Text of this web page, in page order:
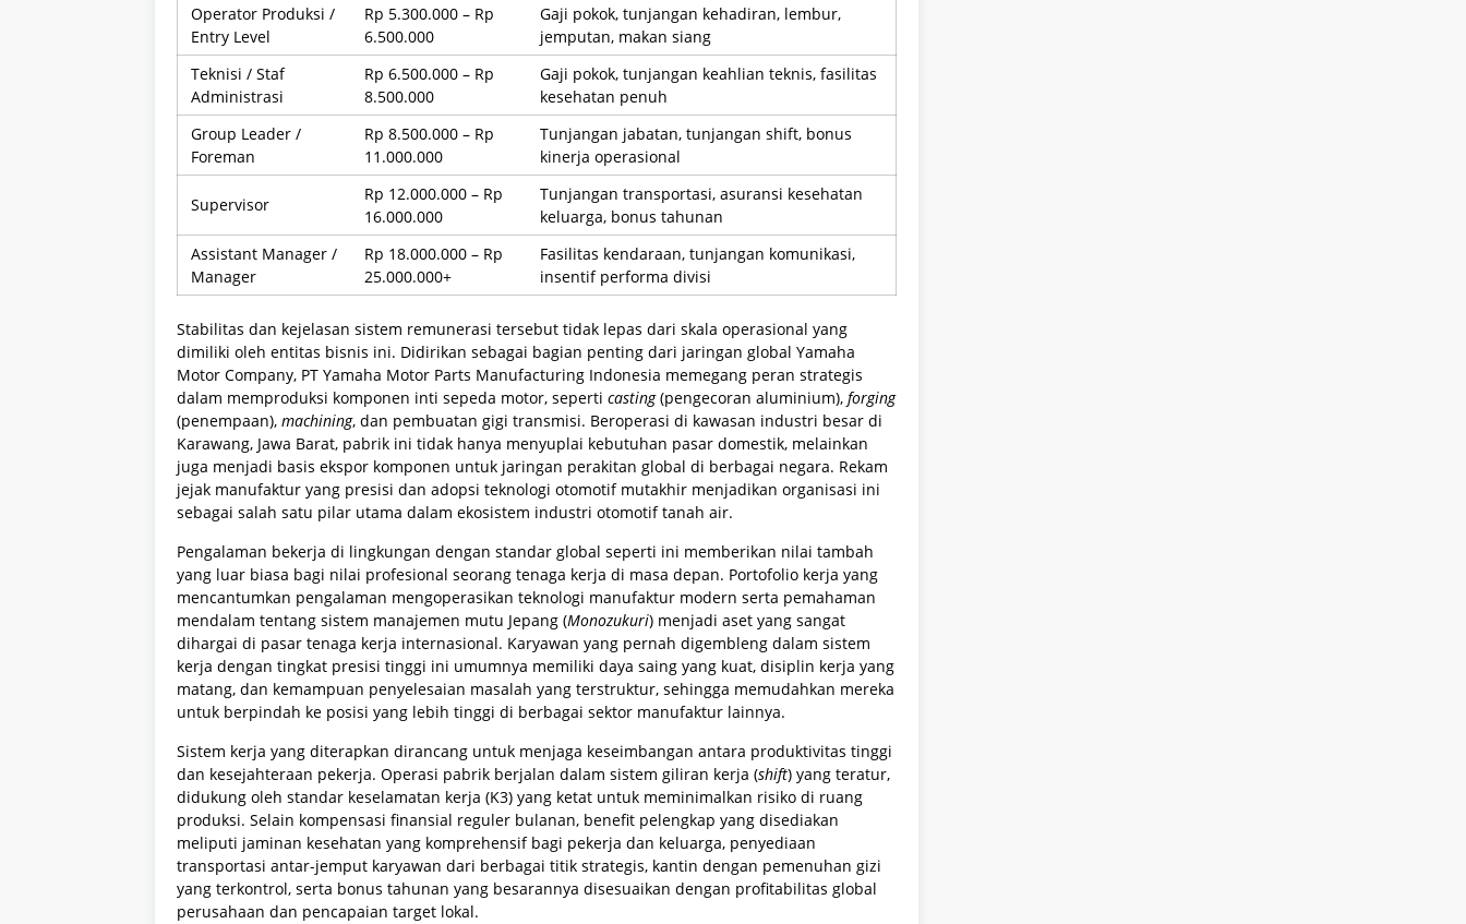
Operator Produksi /
Entry Level
Rp 5.300.000 – Rp
6.500.000
Gaji pokok, tunjangan kehadiran, lembur,
jemputan, makan siang
Teknisi / Staf
Administrasi
Rp 6.500.000 – Rp
8.500.000
Gaji pokok, tunjangan keahlian teknis, fasilitas
kesehatan penuh
Group Leader /
Foreman
Rp 8.500.000 – Rp
11.000.000
Tunjangan jabatan, tunjangan shift, bonus
kinerja operasional
Supervisor
Rp 12.000.000 – Rp
16.000.000
Tunjangan transportasi, asuransi kesehatan
keluarga, bonus tahunan
Assistant Manager /
Manager
Rp 18.000.000 – Rp
25.000.000+
Fasilitas kendaraan, tunjangan komunikasi,
insentif performa divisi
Stabilitas dan kejelasan sistem remunerasi tersebut tidak lepas dari skala operasional yang
dimiliki oleh entitas bisnis ini. Didirikan sebagai bagian penting dari jaringan global Yamaha
Motor Company, PT Yamaha Motor Parts Manufacturing Indonesia memegang peran strategis
dalam memproduksi komponen inti sepeda motor, seperti casting(pengecoran aluminium), forging
(penempaan), machining, dan pembuatan gigi transmisi. Beroperasi di kawasan industri besar di
Karawang, Jawa Barat, pabrik ini tidak hanya menyuplai kebutuhan pasar domestik, melainkan
juga menjadi basis ekspor komponen untuk jaringan perakitan global di berbagai negara. Rekam
jejak manufaktur yang presisi dan adopsi teknologi otomotif mutakhir menjadikan organisasi ini
sebagai salah satu pilar utama dalam ekosistem industri otomotif tanah air.
Pengalaman bekerja di lingkungan dengan standar global seperti ini memberikan nilai tambah
yang luar biasa bagi nilai profesional seorang tenaga kerja di masa depan. Portofolio kerja yang
mencantumkan pengalaman mengoperasikan teknologi manufaktur modern serta pemahaman
mendalam tentang sistem manajemen mutu Jepang (Monozukuri) menjadi aset yang sangat
dihargai di pasar tenaga kerja internasional. Karyawan yang pernah digembleng dalam sistem
kerja dengan tingkat presisi tinggi ini umumnya memiliki daya saing yang kuat, disiplin kerja yang
matang, dan kemampuan penyelesaian masalah yang terstruktur, sehingga memudahkan mereka
untuk berpindah ke posisi yang lebih tinggi di berbagai sektor manufaktur lainnya.
Sistem kerja yang diterapkan dirancang untuk menjaga keseimbangan antara produktivitas tinggi
dan kesejahteraan pekerja. Operasi pabrik berjalan dalam sistem giliran kerja (shift) yang teratur,
didukung oleh standar keselamatan kerja (K3) yang ketat untuk meminimalkan risiko di ruang
produksi. Selain kompensasi finansial reguler bulanan, benefit pelengkap yang disediakan
meliputi jaminan kesehatan yang komprehensif bagi pekerja dan keluarga, penyediaan
transportasi antar-jemput karyawan dari berbagai titik strategis, kantin dengan pemenuhan gizi
yang terkontrol, serta bonus tahunan yang besarannya disesuaikan dengan profitabilitas global
perusahaan dan pencapaian target lokal.